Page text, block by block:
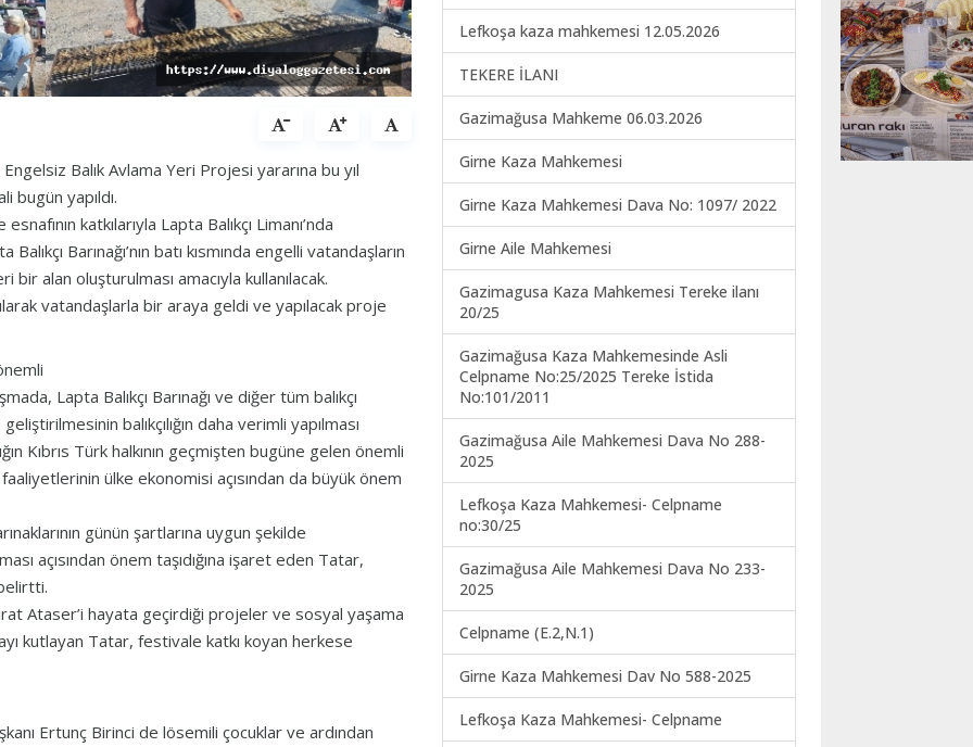
Balık Avlama Yeri Projesi yararına bu yıl
bugün yapıldı.
katkılarıyla Lapta Balıkçı Limanı’nda
Barınağı’nın batı kısmında engelli vatandaşların
alan oluşturulması amacıyla kullanılacak.
vatandaşlarla bir araya geldi ve yapılacak proje
Lapta Balıkçı Barınağı ve diğer tüm balıkçı
balıkçılığın daha verimli yapılması
Kıbrıs Türk halkının geçmişten bugüne gelen önemli
ülke ekonomisi açısından da büyük önem
günün şartlarına uygun şekilde
açısından önem taşıdığına işaret eden Tatar,
Ataser’i hayata geçirdiği projeler ve sosyal yaşama
kutlayan Tatar, festivale katkı koyan herkese
Ertunç Birinci de lösemili çocuklar ve ardından
Lefkoşa kaza mahkemesi 12.05.2026
TEKERE İLANI
Gazimağusa Mahkeme 06.03.2026
Girne Kaza Mahkemesi
Girne Kaza Mahkemesi Dava No: 1097/ 2022
Girne Aile Mahkemesi
Gazimagusa Kaza Mahkemesi Tereke ilanı
20/25
Gazimağusa Kaza Mahkemesinde Asli
Celpname No:25/2025 Tereke İstida
No:101/2011
Gazimağusa Aile Mahkemesi Dava No 288-
2025
Lefkoşa Kaza Mahkemesi- Celpname
no:30/25
Gazimağusa Aile Mahkemesi Dava No 233-
2025
Celpname (E.2,N.1)
Girne Kaza Mahkemesi Dav No 588-2025
Lefkoşa Kaza Mahkemesi- Celpname